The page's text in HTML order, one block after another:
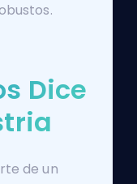
Dice
de un